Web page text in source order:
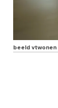
beeld vtwonen